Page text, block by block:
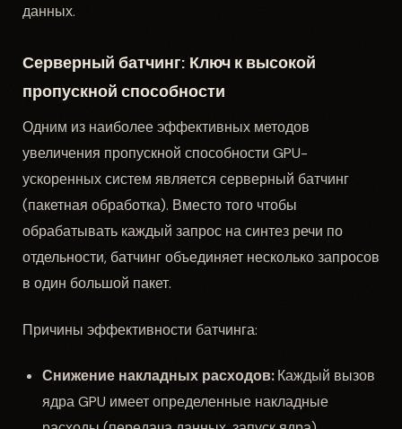
данных.
Серверный батчинг: Ключ к высокой
пропускной способности
Одним из наиболее эффективных методов
увеличения пропускной способности GPU-
ускоренных систем является серверный батчинг
(пакетная обработка). Вместо того чтобы
обрабатывать каждый запрос на синтез речи по
отдельности, батчинг объединяет несколько запросов
в один большой пакет.
Причины эффективности батчинга:
Снижение накладных расходов:Каждый вызов
ядра GPU имеет определенные накладные